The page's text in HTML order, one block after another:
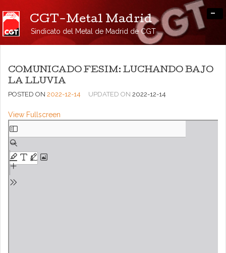
CGT-Metal Madrid
Sindicato del Metal de Madrid de CGT
-
COMUNICADO FESIM: LUCHANDO BAJO
LA LLUVIA
POSTED ON 2022-12-14 UPDATED ON 2022-12-14
View Fullscreen
Saltar
al
contenido
del
PDF